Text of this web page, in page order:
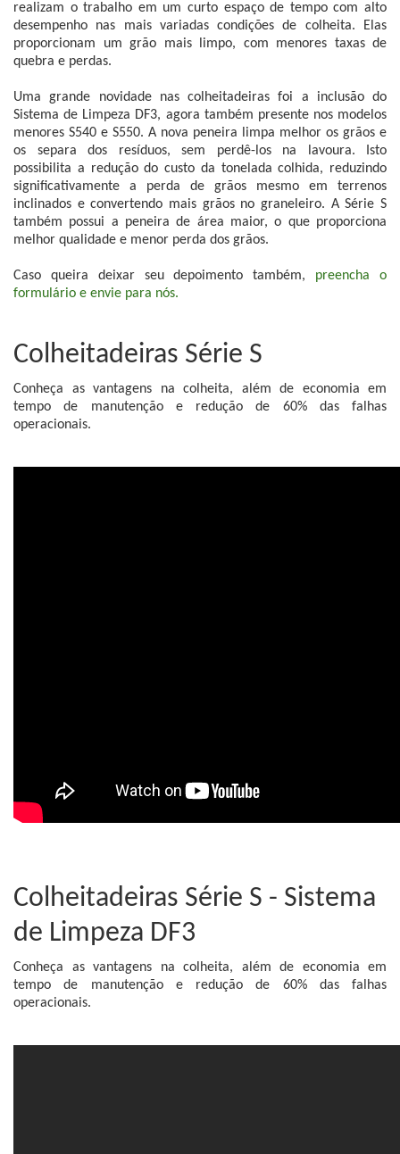
realizam o trabalho em um curto espaço de tempo com alto
desempenho nas mais variadas condições de colheita. Elas
proporcionam um grão mais limpo, com menores taxas de
quebra e perdas.
Uma grande novidade nas colheitadeiras foi a inclusão do
Sistema de Limpeza DF3, agora também presente nos modelos
menores S540 e S550. A nova peneira limpa melhor os grãos e
os separa dos resíduos, sem perdê-los na lavoura. Isto
possibilita a redução do custo da tonelada colhida, reduzindo
significativamente a perda de grãos mesmo em terrenos
inclinados e convertendo mais grãos no graneleiro. A Série S
também possui a peneira de área maior, o que proporciona
melhor qualidade e menor perda dos grãos.
Caso queira deixar seu depoimento também, preencha o
formulário e envie para nós.
Colheitadeiras Série S
Conheça as vantagens na colheita, além de economia em
tempo de manutenção e redução de 60% das falhas
operacionais.
Colheitadeiras Série S - Sistema
de Limpeza DF3
Conheça as vantagens na colheita, além de economia em
tempo de manutenção e redução de 60% das falhas
operacionais.